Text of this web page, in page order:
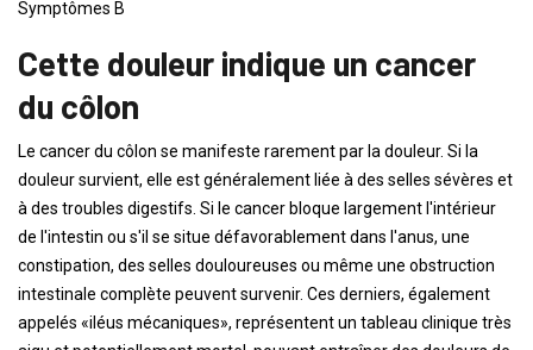
Symptômes B
Cette douleur indique un cancer
du côlon
Le cancer du côlon se manifeste rarement par la douleur. Si la
douleur survient, elle est généralement liée à des selles sévères et
à des troubles digestifs. Si le cancer bloque largement l'intérieur
de l'intestin ou s'il se situe défavorablement dans l'anus, une
constipation, des selles douloureuses ou même une obstruction
intestinale complète peuvent survenir. Ces derniers, également
appelés «iléus mécaniques», représentent un tableau clinique très